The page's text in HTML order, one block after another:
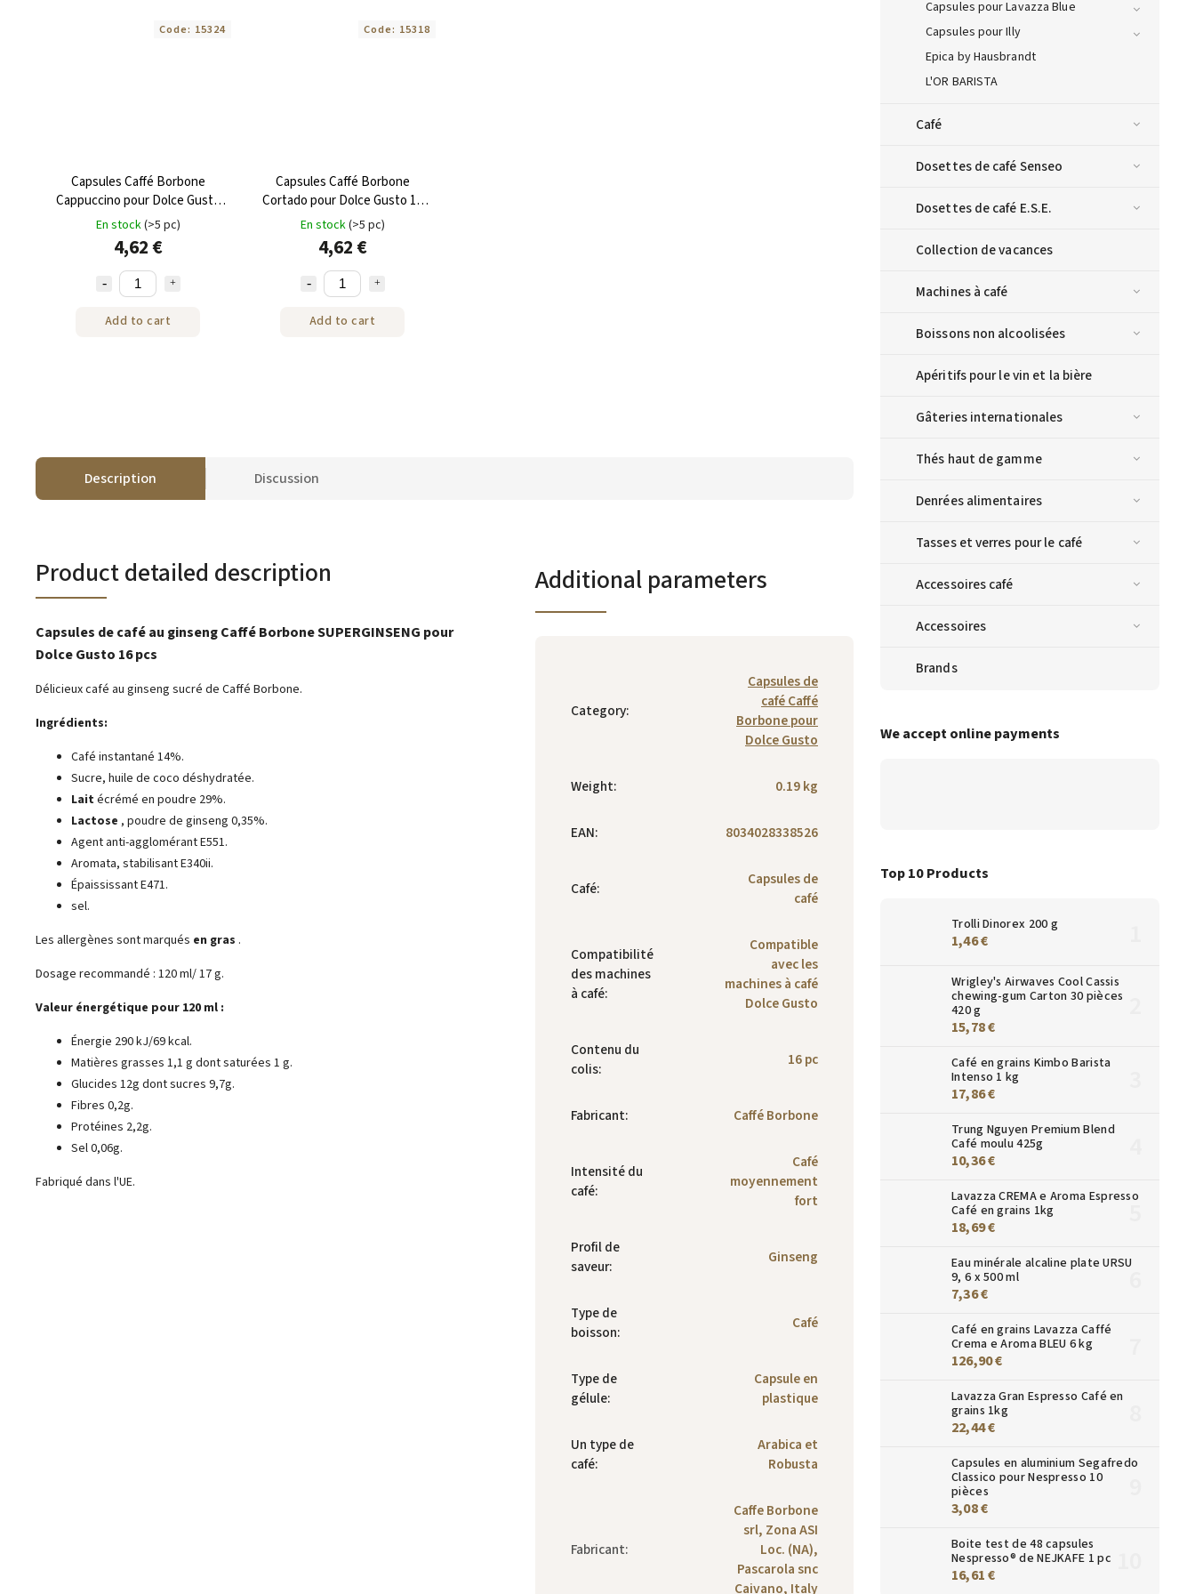
Capsules pour Lavazza Blue
Capsules pour Illy
Epica by Hausbrandt
L'OR BARISTA
Café
Dosettes de café Senseo
Dosettes de café E.S.E.
Collection de vacances
Machines à café
Boissons non alcoolisées
Apéritifs pour le vin et la bière
Gâteries internationales
Thés haut de gamme
Denrées alimentaires
Tasses et verres pour le café
Accessoires café
Accessoires
Brands
We accept online payments
Top 10 Products
Trolli Dinorex 200 g
1,46 €
Wrigley's Airwaves Cool Cassis
chewing-gum Carton 30 pièces
420 g
15,78 €
Café en grains Kimbo Barista
Intenso 1 kg
17,86 €
Trung Nguyen Premium Blend
Café moulu 425g
10,36 €
Lavazza CREMA e Aroma Espresso
Café en grains 1kg
18,69 €
Eau minérale alcaline plate URSU
9, 6 x 500 ml
7,36 €
Café en grains Lavazza Caffé
Crema e Aroma BLEU 6 kg
126,90 €
Lavazza Gran Espresso Café en
grains 1kg
22,44 €
Capsules en aluminium Segafredo
Classico pour Nespresso 10
pièces
3,08 €
Boite test de 48 capsules
Nespresso® de NEJKAFE 1 pc
16,61 €
Capsules Caffé Borbone
Cappuccino pour Dolce Gusto
16 pièces
En stock(>5 pc)
4,62 €
Add to cart
Code: 15324
Capsules Caffé Borbone
Cortado pour Dolce Gusto 16
pièces
En stock(>5 pc)
4,62 €
Add to cart
Code: 15318
Description Discussion
Product detailed description
Capsules de café au ginseng Caffé Borbone SUPERGINSENG pour
Dolce Gusto 16 pcs
Délicieux café au ginseng sucré de Caffé Borbone.
Ingrédients:
Café instantané 14%.
Sucre, huile de coco déshydratée.
Laitécrémé en poudre 29%.
Lactose , poudre de ginseng 0,35%.
Agent anti-agglomérant E551.
Aromata, stabilisant E340ii.
Épaississant E471.
sel.
Les allergènes sont marqués en gras .
Dosage recommandé : 120 ml/ 17 g.
Valeur énergétique pour 120 ml :
Énergie 290 kJ/69 kcal.
Matières grasses 1,1 g dont saturées 1 g.
Glucides 12g dont sucres 9,7g.
Fibres 0,2g.
Protéines 2,2g.
Sel 0,06g.
Fabriqué dans l'UE.
Additional parameters
Category:
Capsules de
café Caffé
Borbone pour
Dolce Gusto
Weight: 0.19 kg
EAN: 8034028338526
Café:
Capsules de
café
Compatibilité
des machines
à café:
Compatible
avec les
machines à café
Dolce Gusto
Contenu du
colis: 16 pc
Fabricant: Caffé Borbone
Intensité du
café:
Café
moyennement
fort
Profil de
saveur: Ginseng
Type de
boisson: Café
Type de
gélule:
Capsule en
plastique
Un type de
café:
Arabica et
Robusta
Fabricant:
Caffe Borbone
srl, Zona ASI
Loc. (NA),
Pascarola snc
Caivano, Italy